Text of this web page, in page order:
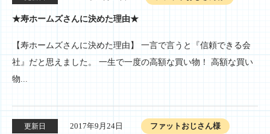
★寿ホームズさんに決めた理由★
【寿ホームズさんに決めた理由】 一言で言うと『信頼できる会
社』だと思えました。 一生で一度の高額な買い物！ 高額な買い
物...
更新日 2017年9月24日 ファットおじさん様